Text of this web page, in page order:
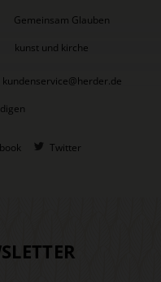
Gemeinsam Glauben
kunst und kirche
kundenservice@herder.de
Twitter